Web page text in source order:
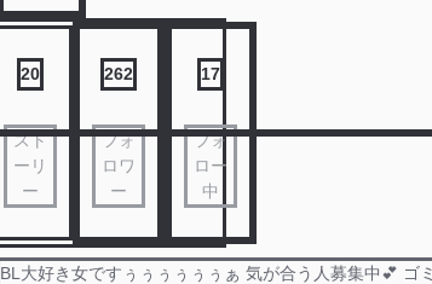
20
スト
ーリ
ー
262
フォ
ロワ
ー
17
フォ
ロー
中
BL大好き女ですぅぅぅぅぅぅぁ 気が合う人募集中💕 ゴ